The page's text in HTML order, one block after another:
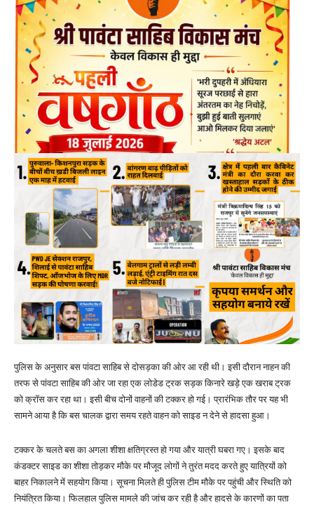
पुलिस के अनुसार बस पांवटा साहिब से दोसड़का की ओर आ रही थी। इसी दौरान नाहन की
तरफ से पांवटा साहिब की ओर जा रहा एक लोडेड ट्रक सड़क किनारे खड़े एक खराब ट्रक
को क्रॉस कर रहा था। इसी बीच दोनों वाहनों की टक्कर हो गई। प्रारंभिक तौर पर यह भी
सामने आया है कि बस चालक द्वारा समय रहते वाहन को साइड न देने से हादसा हुआ।
टक्कर के चलते बस का अगला शीशा क्षतिग्रस्त हो गया और यात्री घबरा गए। इसके बाद
कंडक्टर साइड का शीशा तोड़कर मौके पर मौजूद लोगों ने तुरंत मदद करते हुए यात्रियों को
बाहर निकालने में सहयोग किया। सूचना मिलते ही पुलिस टीम मौके पर पहुंची और स्थिति को
नियंत्रित किया। फिलहाल पुलिस मामले की जांच कर रही है और हादसे के कारणों का पता